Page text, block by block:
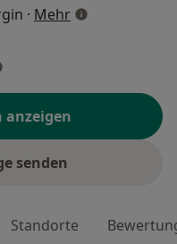
· Mehrüber
senden
Standorte